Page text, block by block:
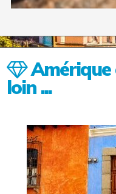
Amérique
loin ...